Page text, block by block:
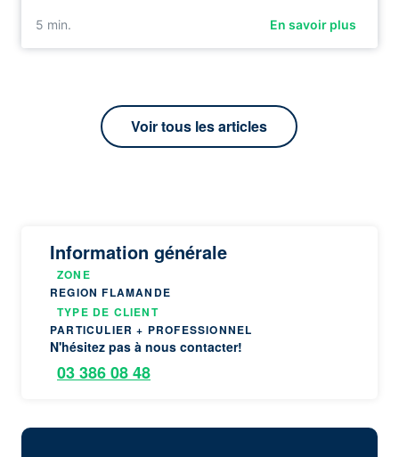
5 min. En savoir plus
Voir tous les articles
Information générale
ZONE
REGION FLAMANDE
TYPE DE CLIENT
PARTICULIER + PROFESSIONNEL
N'hésitez pas à nous contacter!
03 386 08 48